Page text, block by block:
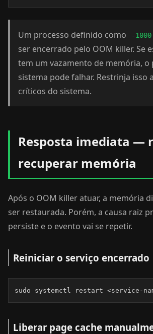
Um processo definido como -1000
ser encerrado pelo OOM killer. Se
tem um vazamento de memória,
sistema pode falhar. Restrinja isso
críticos do sistema.
Resposta imediata —
recuperar memória
Após o OOM killer atuar, a memória
ser restaurada. Porém, a causa raiz
persiste e o evento vai se repetir.
Reiniciar o serviço encerrado
sudo systemctl restart <service-
Liberar page cache